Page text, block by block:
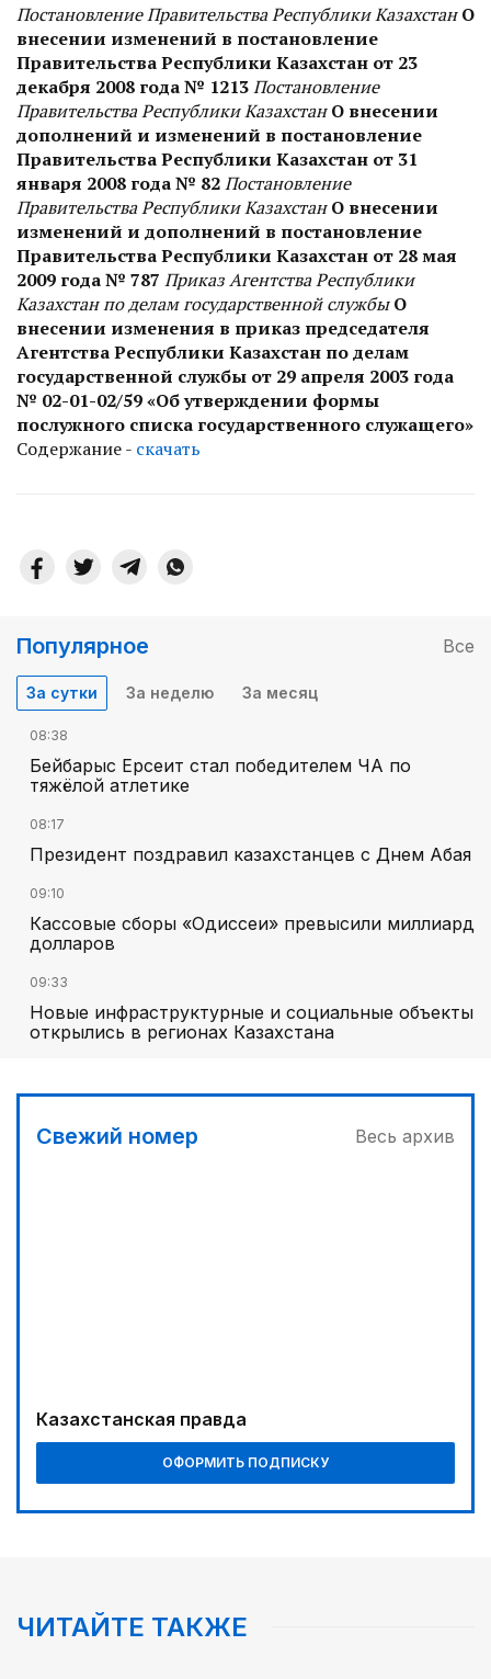
Постановление Правительства Республики Казахстан О
внесении изменений в постановление
Правительства Республики Казахстан от 23
декабря 2008 года № 1213Постановление
Правительства Республики Казахстан О внесении
дополнений и изменений в постановление
Правительства Республики Казахстан от 31
января 2008 года № 82Постановление
Правительства Республики Казахстан О внесении
изменений и дополнений в постановление
Правительства Республики Казахстан от 28 мая
2009 года № 787 Приказ Агентства Республики
Казахстан по делам государственной службы О
внесении изменения в приказ председателя
Агентства Республики Казахстан по делам
государственной службы от 29 апреля 2003 года
№ 02-01-02/59 «Об утверждении формы
послужного списка государственного служащего»
Содержание - скачать
Популярное Все
За сутки За неделю За месяц
08:38
Бейбарыс Ерсеит стал победителем ЧА по
тяжёлой атлетике
08:17
Президент поздравил казахстанцев с Днем Абая
09:10
Кассовые сборы «Одиссеи» превысили миллиард
долларов
09:33
Новые инфраструктурные и социальные объекты
открылись в регионах Казахстана
Свежий номер Весь архив
Казахстанская правда
ОФОРМИТЬ ПОДПИСКУ
ЧИТАЙТЕ ТАКЖЕ